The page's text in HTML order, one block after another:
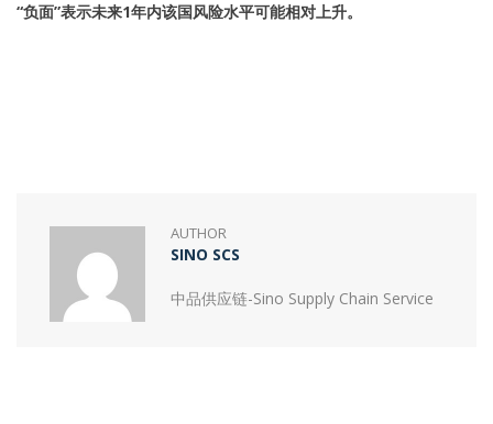
“负面”表示未来1年内该国风险水平可能相对上升。
AUTHOR
SINO SCS
中品供应链-Sino Supply Chain Service